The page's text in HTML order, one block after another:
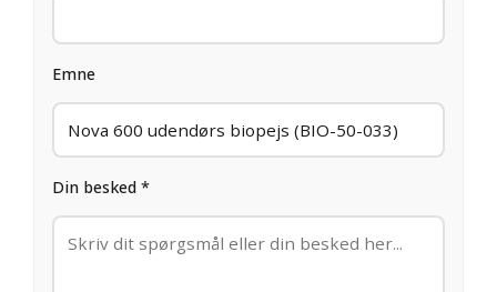
Emne
Din besked *